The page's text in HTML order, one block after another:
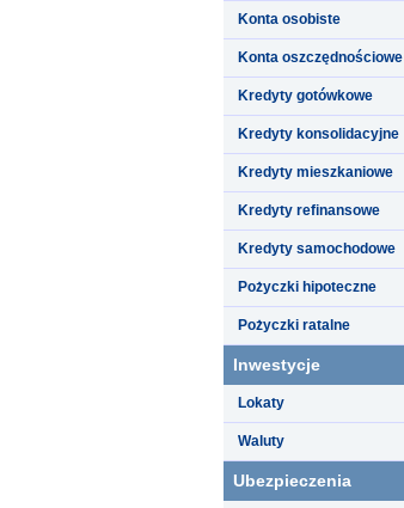
Konta osobiste
Konta oszczędnościowe
Kredyty gotówkowe
Kredyty konsolidacyjne
Kredyty mieszkaniowe
Kredyty refinansowe
Kredyty samochodowe
Pożyczki hipoteczne
Pożyczki ratalne
Inwestycje
Lokaty
Waluty
Ubezpieczenia